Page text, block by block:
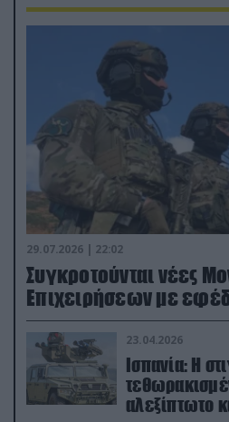
29.07.2026 | 22:02
Συγκροτούνται νέες
Επιχειρήσεων με
23.04.2026
Ισπανία: Η
αλεξίπτωτο